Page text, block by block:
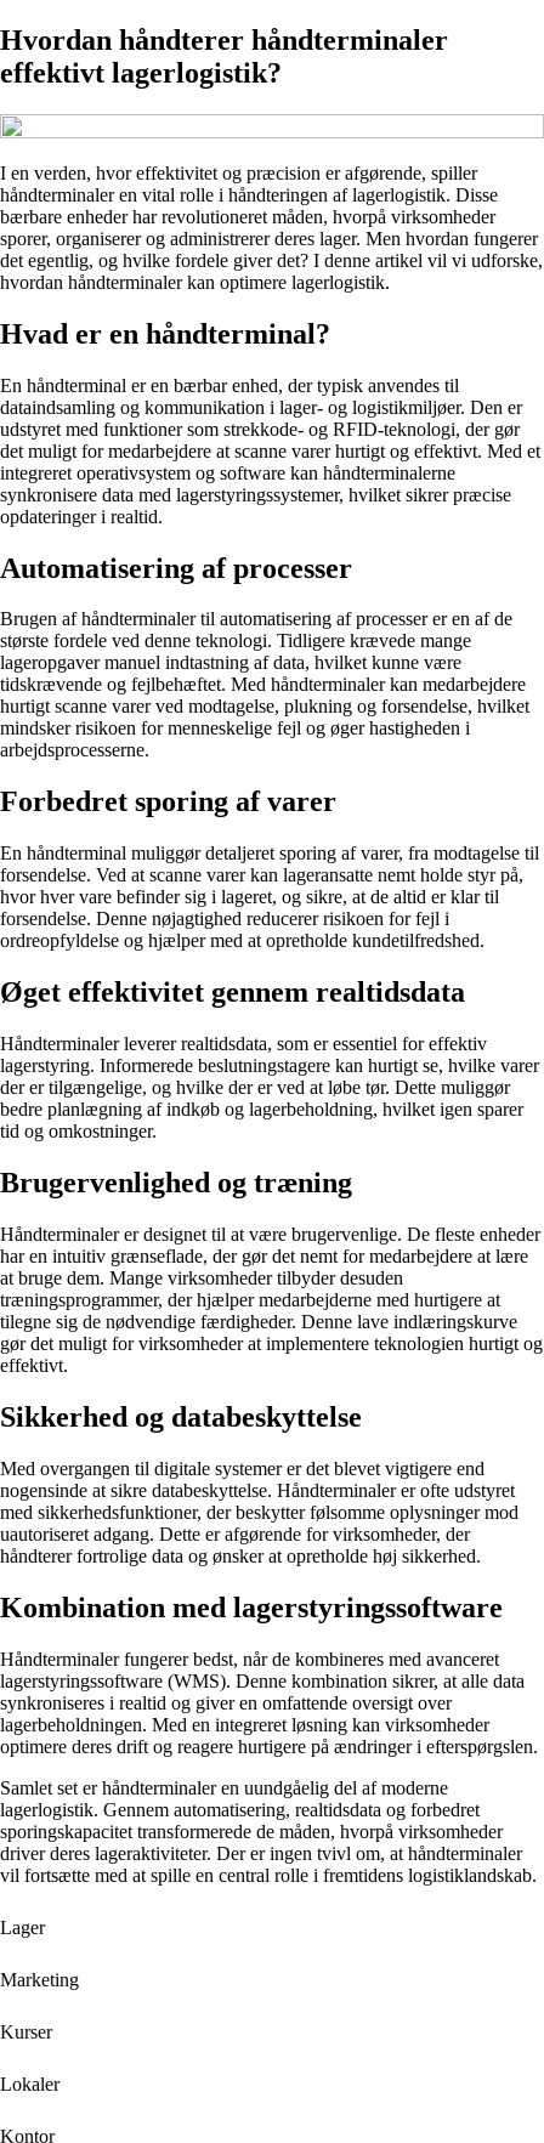
Hvordan håndterer håndterminaler
effektivt lagerlogistik?
I en verden, hvor effektivitet og præcision er afgørende, spiller
håndterminaler en vital rolle i håndteringen af lagerlogistik. Disse
bærbare enheder har revolutioneret måden, hvorpå virksomheder
sporer, organiserer og administrerer deres lager. Men hvordan fungerer
det egentlig, og hvilke fordele giver det? I denne artikel vil vi udforske,
hvordan håndterminaler kan optimere lagerlogistik.
Hvad er en håndterminal?
En håndterminal er en bærbar enhed, der typisk anvendes til
dataindsamling og kommunikation i lager- og logistikmiljøer. Den er
udstyret med funktioner som strekkode- og RFID-teknologi, der gør
det muligt for medarbejdere at scanne varer hurtigt og effektivt. Med et
integreret operativsystem og software kan håndterminalerne
synkronisere data med lagerstyringssystemer, hvilket sikrer præcise
opdateringer i realtid.
Automatisering af processer
Brugen af håndterminaler til automatisering af processer er en af de
største fordele ved denne teknologi. Tidligere krævede mange
lageropgaver manuel indtastning af data, hvilket kunne være
tidskrævende og fejlbehæftet. Med håndterminaler kan medarbejdere
hurtigt scanne varer ved modtagelse, plukning og forsendelse, hvilket
mindsker risikoen for menneskelige fejl og øger hastigheden i
arbejdsprocesserne.
Forbedret sporing af varer
En håndterminal muliggør detaljeret sporing af varer, fra modtagelse til
forsendelse. Ved at scanne varer kan lageransatte nemt holde styr på,
hvor hver vare befinder sig i lageret, og sikre, at de altid er klar til
forsendelse. Denne nøjagtighed reducerer risikoen for fejl i
ordreopfyldelse og hjælper med at opretholde kundetilfredshed.
Øget effektivitet gennem realtidsdata
Håndterminaler leverer realtidsdata, som er essentiel for effektiv
lagerstyring. Informerede beslutningstagere kan hurtigt se, hvilke varer
der er tilgængelige, og hvilke der er ved at løbe tør. Dette muliggør
bedre planlægning af indkøb og lagerbeholdning, hvilket igen sparer
tid og omkostninger.
Brugervenlighed og træning
Håndterminaler er designet til at være brugervenlige. De fleste enheder
har en intuitiv grænseflade, der gør det nemt for medarbejdere at lære
at bruge dem. Mange virksomheder tilbyder desuden
træningsprogrammer, der hjælper medarbejderne med hurtigere at
tilegne sig de nødvendige færdigheder. Denne lave indlæringskurve
gør det muligt for virksomheder at implementere teknologien hurtigt og
effektivt.
Sikkerhed og databeskyttelse
Med overgangen til digitale systemer er det blevet vigtigere end
nogensinde at sikre databeskyttelse. Håndterminaler er ofte udstyret
med sikkerhedsfunktioner, der beskytter følsomme oplysninger mod
uautoriseret adgang. Dette er afgørende for virksomheder, der
håndterer fortrolige data og ønsker at opretholde høj sikkerhed.
Kombination med lagerstyringssoftware
Håndterminaler fungerer bedst, når de kombineres med avanceret
lagerstyringssoftware (WMS). Denne kombination sikrer, at alle data
synkroniseres i realtid og giver en omfattende oversigt over
lagerbeholdningen. Med en integreret løsning kan virksomheder
optimere deres drift og reagere hurtigere på ændringer i efterspørgslen.
Samlet set er håndterminaler en uundgåelig del af moderne
lagerlogistik. Gennem automatisering, realtidsdata og forbedret
sporingskapacitet transformerede de måden, hvorpå virksomheder
driver deres lageraktiviteter. Der er ingen tvivl om, at håndterminaler
vil fortsætte med at spille en central rolle i fremtidens logistiklandskab.
Lager
Marketing
Kurser
Lokaler
Kontor